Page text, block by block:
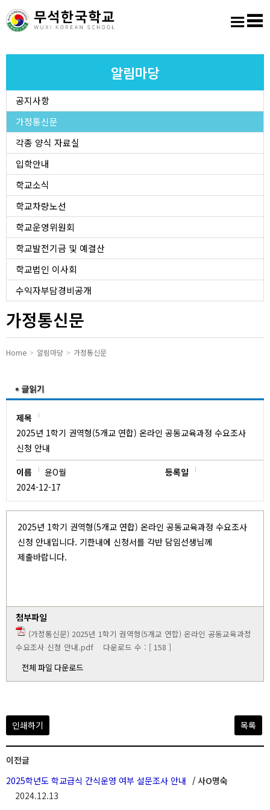
홈로그인회원가입사이트맵
교육마당
알림마당
학생활동
진학진로
학교도서실
유치원
알림마당
공지사항
가정통신문
각종 양식 자료실
입학안내
학교소식
학교차량노선
학교운영위원회
학교발전기금 및 예결산
학교법인 이사회
수익자부담경비공개
가정통신문
Home 알림마당 가정통신문
제목
2025년 1학기 권역형(5개교 연합) 온라인 공동교육과정 수요조사
신청 안내
이름
윤O월
등록일
2024-12-17
2025년 1학기 권역형(5개교 연합) 온라인 공동교육과정 수요조사
신청 안내입니다. 기한내에 신청서를 각반 담임선생님께
제출바랍니다.
첨부파일
(가정통신문) 2025년 1학기 권역형(5개교 연합) 온라인 공동교육과정
수요조사 신청 안내.pdf 다운로드 수 : [ 158 ]
전체 파일 다운로드
인쇄하기 목록
이전글
2025학년도 학교급식 간식운영 여부 설문조사 안내 / 사O명숙
2024.12.13